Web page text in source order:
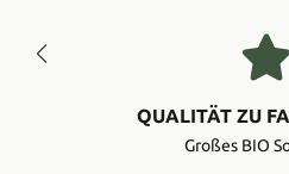
QUALITÄT ZU
Großes BIO